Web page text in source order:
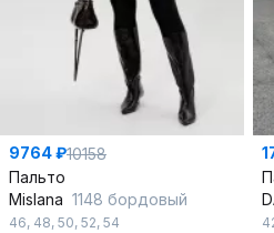
9764 ₽10158
Пальто
Mislana 1148 бордовый
46, 48, 50, 52, 54